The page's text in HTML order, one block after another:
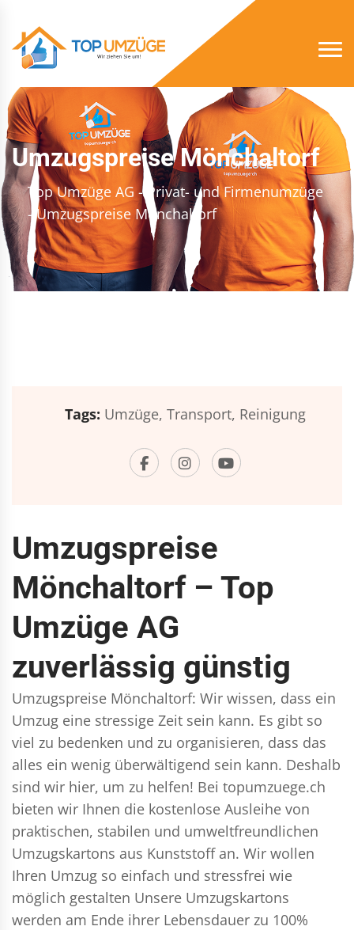
Umzugspreise Mönchaltorf
Top Umzüge AG - Privat- und Firmenumzüge
- Umzugspreise Mönchaltorf
Tags: Umzüge, Transport, Reinigung
Umzugspreise
Mönchaltorf – Top
Umzüge AG
zuverlässig günstig
Umzugspreise Mönchaltorf: Wir wissen, dass ein
Umzug eine stressige Zeit sein kann. Es gibt so
viel zu bedenken und zu organisieren, dass das
alles ein wenig überwältigend sein kann. Deshalb
sind wir hier, um zu helfen! Bei topumzuege.ch
bieten wir Ihnen die kostenlose Ausleihe von
praktischen, stabilen und umweltfreundlichen
Umzugskartons aus Kunststoff an. Wir wollen
Ihren Umzug so einfach und stressfrei wie
möglich gestalten Unsere Umzugskartons
werden am Ende ihrer Lebensdauer zu 100%